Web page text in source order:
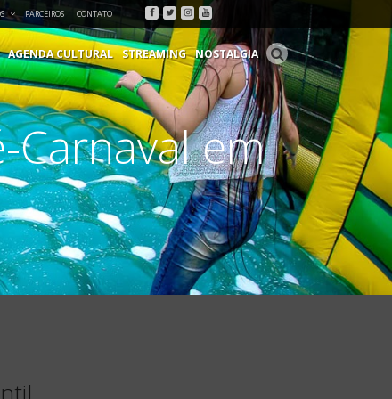
PARCEIROS CONTATO Facebook
Twitter
Instagram
Youtube
AGENDA CULTURAL STREAMING NOSTALGIA
em